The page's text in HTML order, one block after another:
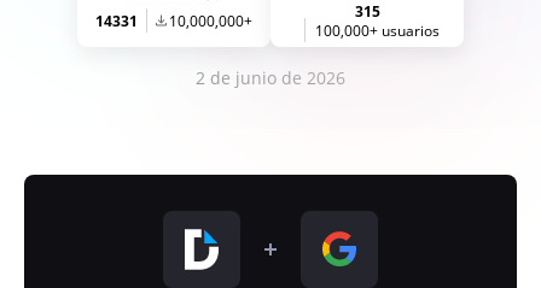
14331 10,000,000+
315
100,000+ usuarios
2 de junio de 2026